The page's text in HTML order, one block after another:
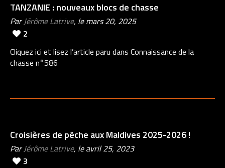
TANZANIE : nouveaux blocs de chasse
ParJérôme Latrive, le mars 20, 2025
2
Cliquez ici et lisez l’article paru dans Connaissance de la
chasse n°586
Croisières de pêche aux Maldives 2025-2026 !
ParJérôme Latrive, le avril 25, 2023
3